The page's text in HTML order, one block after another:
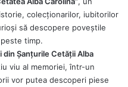
colecționarilor, iubitorilor
să descopere poveștile
timp.
din Șanțurile Cetății Alba
viu al memoriei, într-un
vor putea descoperi piese